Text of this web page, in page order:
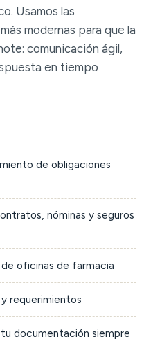
Usamos las
modernas para que la
comunicación ágil,
en tiempo
de obligaciones
nóminas y seguros
oficinas de farmacia
requerimientos
documentación siempre